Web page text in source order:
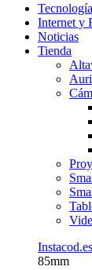
Tecnología
Internet y
Noticias
Tienda
Instacod.es
85mm